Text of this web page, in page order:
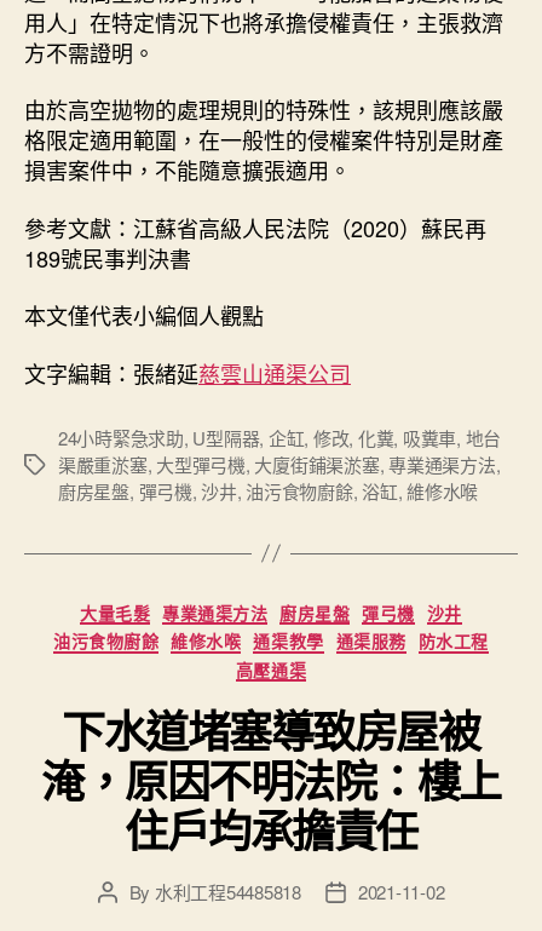
用人」在特定情況下也將承擔侵權責任，主張救濟
方不需證明。
由於高空拋物的處理規則的特殊性，該規則應該嚴
格限定適用範圍，在一般性的侵權案件特別是財產
損害案件中，不能隨意擴張適用。
參考文獻：江蘇省高級人民法院（2020）蘇民再
189號民事判決書
本文僅代表小編個人觀點
文字編輯：張緒延慈雲山通渠公司
Tags
24小時緊急求助, U型隔器, 企缸, 修改, 化糞, 吸糞車, 地台
渠嚴重淤塞, 大型彈弓機, 大廈街鋪渠淤塞,專業通渠方法,
廚房星盤, 彈弓機,沙井, 油污食物廚餘, 浴缸,維修水喉
Categories
大量毛髮 專業通渠方法 廚房星盤 彈弓機 沙井
油污食物廚餘 維修水喉 通渠教學 通渠服務 防水工程
高壓通渠
下水道堵塞導致房屋被
淹，原因不明法院：樓上
住戶均承擔責任
PostBy 水利工程54485818
Post2021-11-02